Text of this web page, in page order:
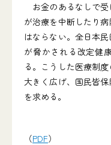
お金のあるなしで受
が治療を中断したり
はならない。全日本
が脅かされる改定健
る。こうした医療制
大きく広げ、国民皆
を求める。
（PDF）